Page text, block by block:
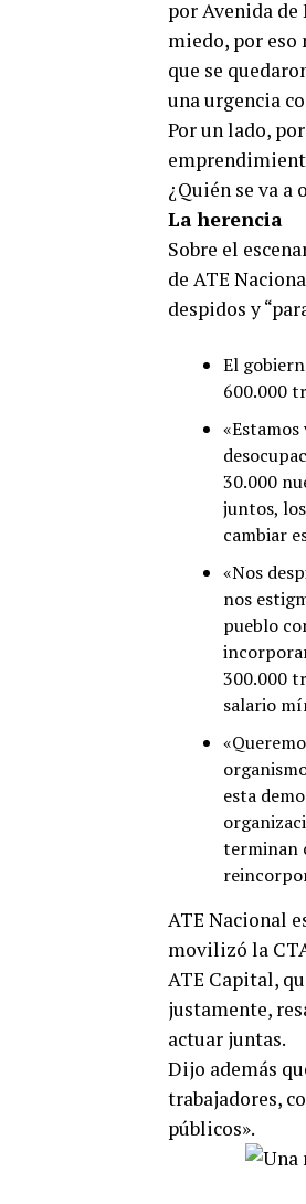
por Avenida
miedo, por eso
que se
una urgencia
Por un lado,
¿Quién se va a
La herencia
Sobre el
de ATE
despidos y
El
600.000
30.000
juntos,
cambiar
«Nos
nos
pueblo
300.000
salario
esta
terminan
ATE Nacional
movilizó la
ATE Capital,
justamente,
actuar juntas.
Dijo además
trabajadores,
públicos».